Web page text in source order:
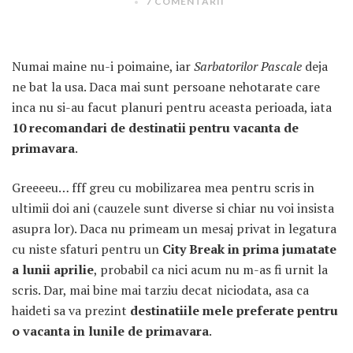
Numai maine nu-i poimaine, iarSarbatorilor Pascale deja
ne bat la usa. Daca mai sunt persoane nehotarate care
inca nu si-au facut planuri pentru aceasta perioada, iata
10 recomandari de destinatii pentru vacanta de
primavara.
Greeeeu… fff greu cu mobilizarea mea pentru scris in
ultimii doi ani (cauzele sunt diverse si chiar nu voi insista
asupra lor). Daca nu primeam un mesaj privat in legatura
cu niste sfaturi pentru un City Break in prima jumatate
a lunii aprilie, probabil ca nici acum nu m-as fi urnit la
scris. Dar, mai bine mai tarziu decat niciodata, asa ca
haideti sa va prezint destinatiile mele preferate pentru
o vacanta in lunile de primavara.
implineste azi 10 ani!
25 NOIEMBRIE 2024
„Let’s Talk About
Menopause” – dincolo de a
fi un subiect tabu
2 APRILIE 2024
Un weekend in La Spezia si
Cinque Terre